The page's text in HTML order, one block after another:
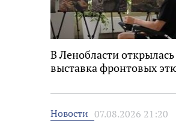
В Ленобласти открылась
выставка фронтовых
Новости 07.08.2026 21:20